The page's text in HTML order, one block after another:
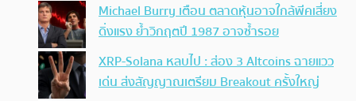
Michael Burry เตือน ตลาดหุ้นอาจใกล้พีคเสี่ยง
ดิ่งแรง ย้ำวิกฤตปี 1987 อาจซ้ำรอย
XRP-Solana หลบไป : ส่อง 3 Altcoins ฉายแวว
เด่น ส่งสัญญาณเตรียม Breakout ครั้งใหญ่